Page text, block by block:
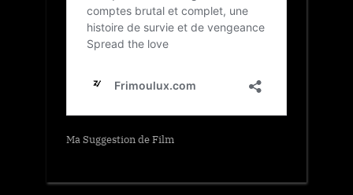
Ma Suggestion de Film